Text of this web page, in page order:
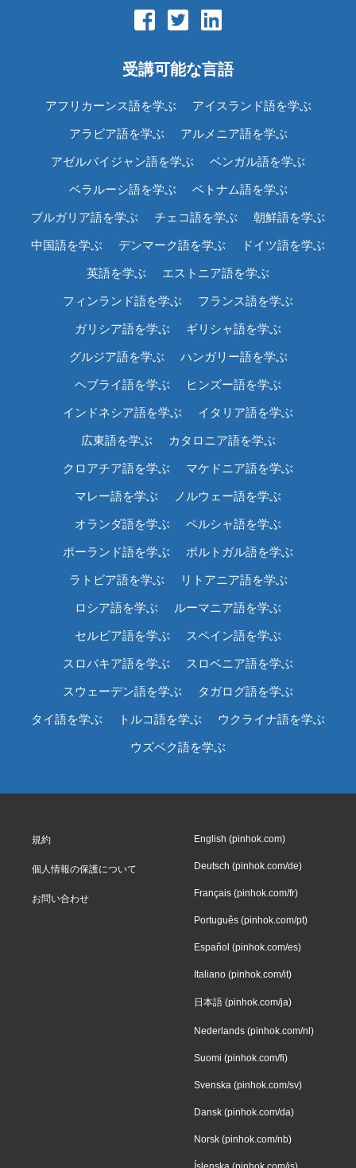
受講可能な言語
アフリカーンス語を学ぶ アイスランド語を学ぶ
アラビア語を学ぶ アルメニア語を学ぶ
アゼルバイジャン語を学ぶ ベンガル語を学ぶ
ベラルーシ語を学ぶ ベトナム語を学ぶ
ブルガリア語を学ぶ チェコ語を学ぶ 朝鮮語を学ぶ
中国語を学ぶ デンマーク語を学ぶ ドイツ語を学ぶ
英語を学ぶ エストニア語を学ぶ
フィンランド語を学ぶ フランス語を学ぶ
ガリシア語を学ぶ ギリシャ語を学ぶ
グルジア語を学ぶ ハンガリー語を学ぶ
ヘブライ語を学ぶ ヒンズー語を学ぶ
インドネシア語を学ぶ イタリア語を学ぶ
広東語を学ぶ カタロニア語を学ぶ
クロアチア語を学ぶ マケドニア語を学ぶ
マレー語を学ぶ ノルウェー語を学ぶ
オランダ語を学ぶ ペルシャ語を学ぶ
ポーランド語を学ぶ ポルトガル語を学ぶ
ラトビア語を学ぶ リトアニア語を学ぶ
ロシア語を学ぶ ルーマニア語を学ぶ
セルビア語を学ぶ スペイン語を学ぶ
スロバキア語を学ぶ スロベニア語を学ぶ
スウェーデン語を学ぶ タガログ語を学ぶ
タイ語を学ぶ トルコ語を学ぶ ウクライナ語を学ぶ
ウズベク語を学ぶ
規約
個人情報の保護について
お問い合わせ
English (pinhok.com)
Deutsch (pinhok.com/de)
Français (pinhok.com/fr)
Português (pinhok.com/pt)
Español (pinhok.com/es)
Italiano (pinhok.com/it)
日本語 (pinhok.com/ja)
Nederlands (pinhok.com/nl)
Suomi (pinhok.com/fi)
Svenska (pinhok.com/sv)
Dansk (pinhok.com/da)
Norsk (pinhok.com/nb)